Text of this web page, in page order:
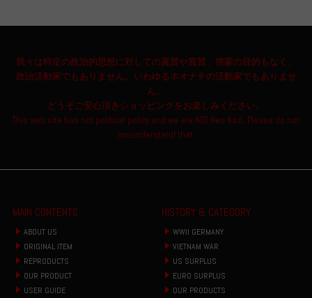
我々は特定の政治的思想に対しての翼賛や賞賛、啓蒙の目的もなく、
政治活動家でもありません。いわゆるネオナチの活動家でもありませ
ん。
どうぞご安心頂きショッピングをお楽しみください。
This web site has not political policy and we are NOT Neo Nazi. Please do not
misunderstand that.
MAIN CONTENTS
ABOUT US
ORIGINAL ITEM
REPRODUCTS
OUR PRODUCT
USER GUIDE
HISTORY & CATEGORY
WWII GERMANY
VIETNAM WAR
US SURPLUS
EURO SURPLUS
OUR PRODUCTS